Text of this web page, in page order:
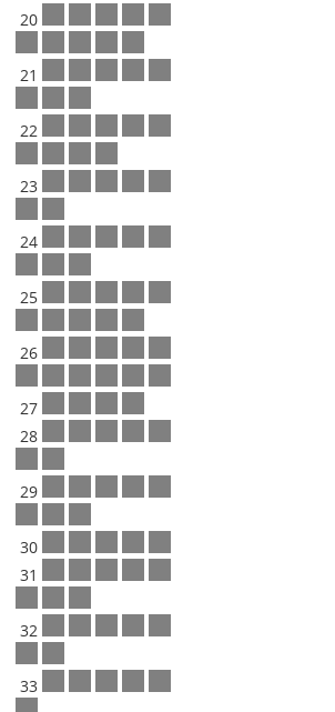
20
21
22
23
24
25
26
27
28
29
30
31
32
33